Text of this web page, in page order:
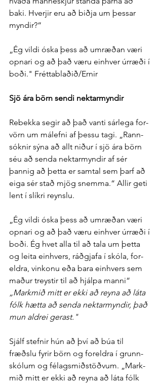
baki. Hverjir eru að biðja um þessar
myndir?“
„Ég vildi óska þess að um­ræðan væri
opnari og að það væru ein­hver úr­ræði í
boði." Fréttablaðið/Ernir
Sjö ára börn sendi nektar­myndir
Rebekka segir að það vanti sár­lega for­
vörn um mál­efni af þessu tagi. „Rann­
sóknir sýna að allt niður í sjö ára börn
séu að senda nektar­myndir af sér
þannig að þetta er sam­tal sem þarf að
eiga sér stað mjög snemma.“ Allir geti
lent í slíkri reynslu.
„Ég vildi óska þess að um­ræðan væri
opnari og að það væru ein­hver úr­ræði í
boði. Ég hvet alla til að tala um þetta
og leita ein­hvers, ráð­gjafa í skóla, for­
eldra, vin­konu eða bara ein­hvers sem
maður treystir til að hjálpa manni“
„Mark­mið mitt er ekki að reyna að láta
fólk hætta að senda nektar­myndir, það
mun aldrei gerast."
Sjálf stefnir hún að því að búa til
fræðslu fyrir börn og for­eldra í grunn­
skólum og fé­lags­mið­stöðvum. „Mark­
mið mitt er ekki að reyna að láta fólk